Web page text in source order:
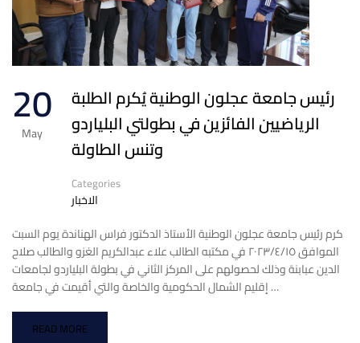
20
May
رئيس جامعة عجلون الوطنية يُكرم الطلبة
الرياضيين الفائزين في بطولتي البلياردو
وتنس الطاولة
Categories
الاخبار
كرم رئيس جامعة عجلون الوطنية الأستاذ الدكتور فراس الهناندة يوم السبت
الموافق ٢٠٢٣/٤/١٥ في مكتبه الطالب علاء عبدالكريم الغزو والطالب صلاح
الدين عبابنة وذلك لحصولهم على المركز الثاني في بطولة البلياردو لجامعات
إقليم الشمال الحكومية والخاصة والتي أقيمت في جامعة …
READ MORE